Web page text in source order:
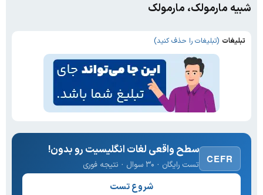
شبیه مارمولک، مارمولک
تبلیغات (تبلیغات را حذف کنید)
CEFR
سطح واقعی لغات انگلیسیت رو بدون!
تست رایگان · ۳۰ سوال · نتیجه فوری
شروع تست